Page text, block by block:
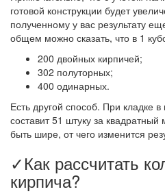
готовой конструкции будет
полученному у вас результату
общем можно сказать, что в 1
200 двойных кирпичей;
302 полуторных;
400 одинарных.
Есть другой способ. При кладке
составит 51 штуку за
быть шире, от чего изменится
✓Как рассчитать
кирпича?